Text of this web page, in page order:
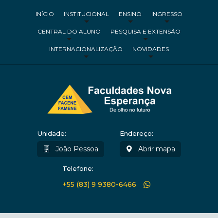
INÍCIO INSTITUCIONAL ENSINO INGRESSO
CENTRAL DO ALUNO PESQUISA E EXTENSÃO
INTERNACIONALIZAÇÃO NOVIDADES
Unidade:
João Pessoa
Endereço:
Abrir mapa
Telefone:
+55 (83) 9 9380-6466